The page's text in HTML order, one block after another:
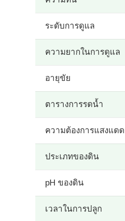
ระดับการดูแล
ความยากในการดูแล
อายุขัย
ตารางการรดน้ำ
ความต้องการแสงแดด
ประเภทของดิน
pH ของดิน
เวลาในการปลูก